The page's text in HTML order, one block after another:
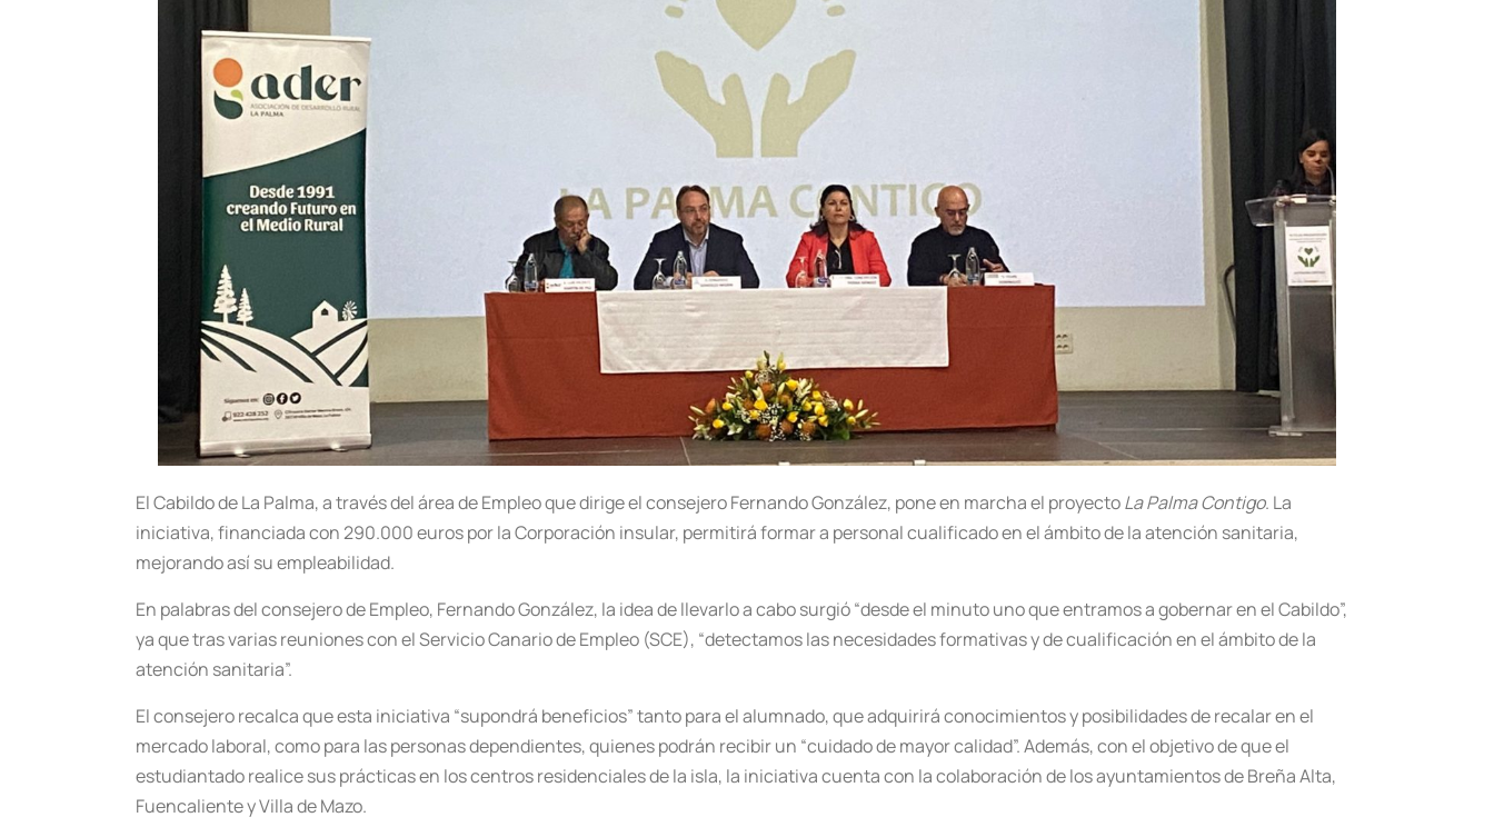
El Cabildo de La Palma, a través del área de Empleo que dirige el consejero Fernando González, pone en marcha el proyectoLa Palma Contigo. La
iniciativa, financiada con 290.000 euros por la Corporación insular, permitirá formar a personal cualificado en el ámbito de la atención sanitaria,
mejorando así su empleabilidad.
En palabras del consejero de Empleo, Fernando González, la idea de llevarlo a cabo surgió “desde el minuto uno que entramos a gobernar en el Cabildo”,
ya que tras varias reuniones con el Servicio Canario de Empleo (SCE), “detectamos las necesidades formativas y de cualificación en el ámbito de la
atención sanitaria”.
El consejero recalca que esta iniciativa “supondrá beneficios” tanto para el alumnado, que adquirirá conocimientos y posibilidades de recalar en el
mercado laboral, como para las personas dependientes, quienes podrán recibir un “cuidado de mayor calidad”. Además, con el objetivo de que el
estudiantado realice sus prácticas en los centros residenciales de la isla, la iniciativa cuenta con la colaboración de los ayuntamientos de Breña Alta,
Fuencaliente y Villa de Mazo.